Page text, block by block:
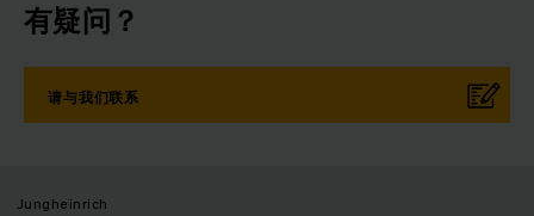
有疑问？
请与我们联系
Jungheinrich